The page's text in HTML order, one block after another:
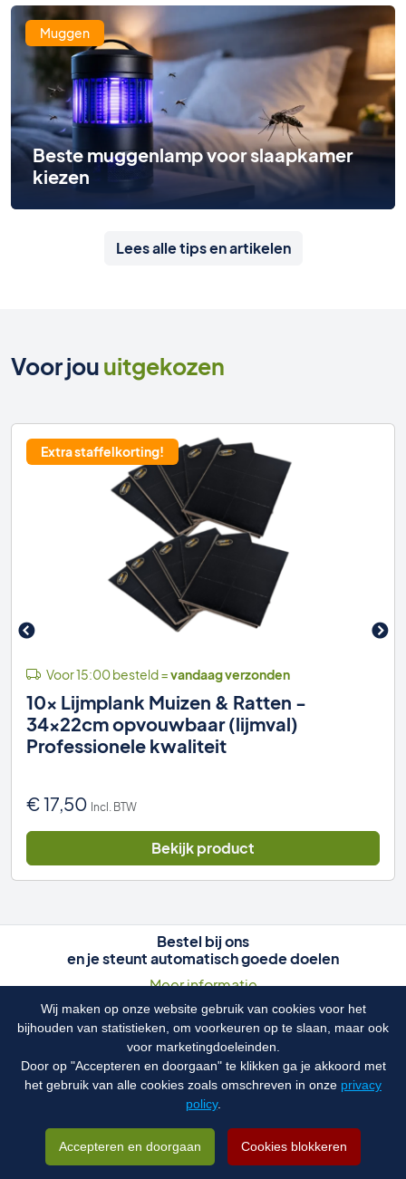
Wij maken op onze website gebruik van cookies voor het
bijhouden van statistieken, om voorkeuren op te slaan, maar ook
voor marketingdoeleinden.
Door op "Accepteren en doorgaan" te klikken ga je akkoord met
het gebruik van alle cookies zoals omschreven in onze privacy
policy.
Accepteren en doorgaan Cookies blokkeren
Muggen
Beste muggenlamp voor slaapkamer
kiezen
Lees alle tips en artikelen
Voor jouuitgekozen
Extra staffelkorting!
Voor 15:00 besteld =vandaag verzonden
10x Lijmplank Muizen & Ratten -
34x22cm opvouwbaar (lijmval)
Professionele kwaliteit
€17,50 Incl. BTW
Bekijk product
Bestel bij ons
en je steunt automatisch goede doelen
Meer informatie